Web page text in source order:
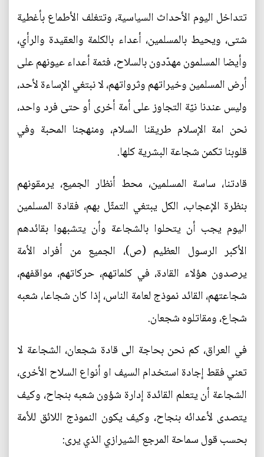
تتداخل اليوم الأحداث السياسية، وتتغلف الأطماع بأغطية
شتى، ويحيط بالمسلمين، أعداء بالكلمة والعقيدة والرأي،
وأيضا المسلمون مهدّدون بالسلاح، فثمة أعداء عيونهم على
أرض المسلمين وخيراتهم وثرواتهم، لا نبتغي الإساءة لأحد،
وليس عندنا نيّة التجاوز على أمة أخرى أو حتى فرد واحد،
نحن امة الإسلام طريقنا السلام، ومنهجنا المحبة وفي
قلوبنا تكمن شجاعة البشرية كلها.
قادتنا، ساسة المسلمين، محط أنظار الجميع، يرمقونهم
بنظرة الإعجاب، الكل يبتغي التمثّل بهم، فقادة المسلمين
اليوم يجب أن يتحلوا بالشجاعة وأن يتشبهوا بقائدهم
الأكبر الرسول العظيم (ص)، الجميع من أفراد الأمة
يرصدون هؤلاء القادة، في كلماتهم، حركاتهم، مواقفهم،
شجاعتهم، القائد نموذج لعامة الناس، إذا كان شجاعا، شعبه
شجاع، ومقاتلوه شجعان.
في العراق، كم نحن بحاجة الى قادة شجعان، الشجاعة لا
تعني فقط إجادة استخدام السيف او أنواع السلاح الأخرى،
الشجاعة أن يتعلم القائدة إدارة شؤون شعبه بنجاح، وكيف
يتصدى لأعدائه بنجاح، وكيف يكون النموذج اللائق للأمة
بحسب قول سماحة المرجع الشيرازي الذي يرى: